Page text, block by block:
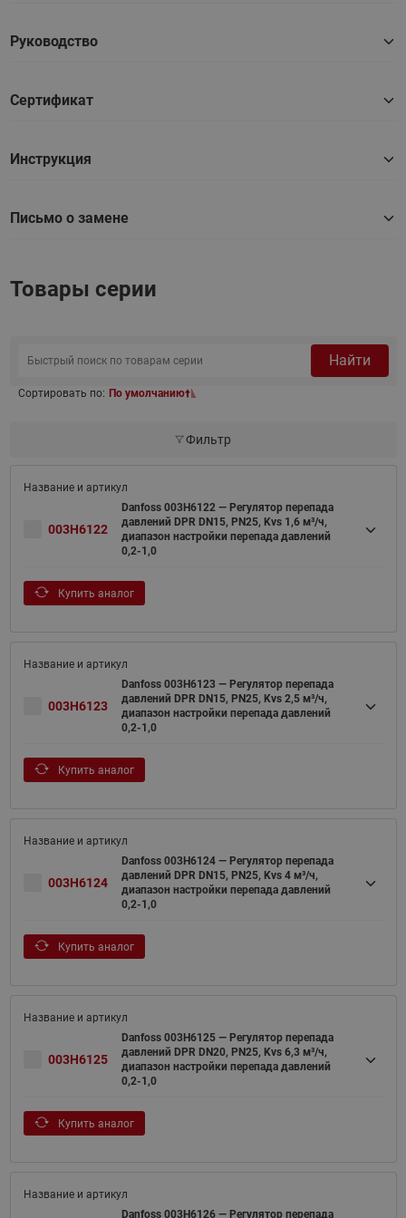
Руководство
Сертификат
Инструкция
Письмо о замене
Товары серии
Найти
Сортировать по: По умолчанию
Фильтр
003H6122
Danfoss 003H6122 — Регулятор перепада
давлений DPR DN15, PN25, Kvs 1,6 м³/ч,
диапазон настройки перепада давлений
0,2-1,0
Купить аналог
003H6123
Danfoss 003H6123 — Регулятор перепада
давлений DPR DN15, PN25, Kvs 2,5 м³/ч,
диапазон настройки перепада давлений
0,2-1,0
Купить аналог
003H6124
Danfoss 003H6124 — Регулятор перепада
давлений DPR DN15, PN25, Kvs 4 м³/ч,
диапазон настройки перепада давлений
0,2-1,0
Купить аналог
003H6125
Danfoss 003H6125 — Регулятор перепада
давлений DPR DN20, PN25, Kvs 6,3 м³/ч,
диапазон настройки перепада давлений
0,2-1,0
Купить аналог
Danfoss 003H6126 — Регулятор перепада